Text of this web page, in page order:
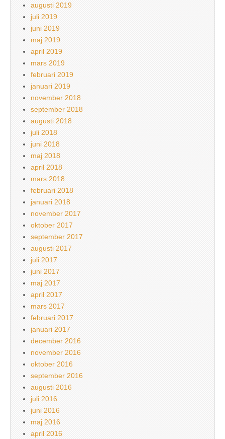
augusti 2019
juli 2019
juni 2019
maj 2019
april 2019
mars 2019
februari 2019
januari 2019
november 2018
september 2018
augusti 2018
juli 2018
juni 2018
maj 2018
april 2018
mars 2018
februari 2018
januari 2018
november 2017
oktober 2017
september 2017
augusti 2017
juli 2017
juni 2017
maj 2017
april 2017
mars 2017
februari 2017
januari 2017
december 2016
november 2016
oktober 2016
september 2016
augusti 2016
juli 2016
juni 2016
maj 2016
april 2016